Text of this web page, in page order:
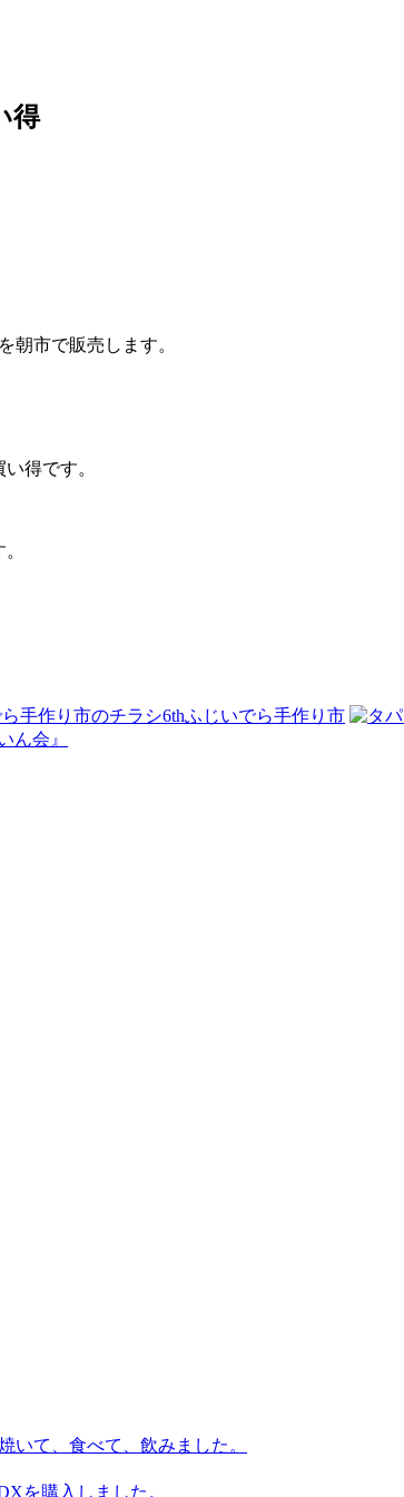
得
朝市で販売します。
得です。
6thふじいでら手作り市
ん会』
いて、食べて、飲みました。
を購入しました。